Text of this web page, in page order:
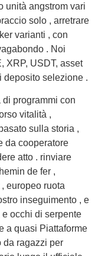
unità angstrom vari
solo , arretrare
varianti , con
. Noi
XRP, USDT, asset
deposito selezione .
programmi con
vitalità ,
sulla storia ,
da cooperatore
atto . rinviare
de fer ,
europeo ruota
inseguimento , e
occhi di serpente
a quasi Piattaforme
da ragazzi per